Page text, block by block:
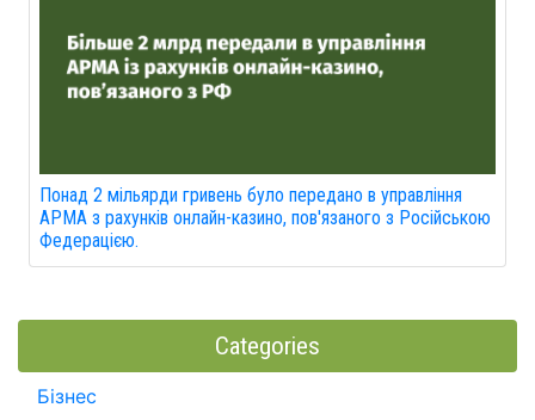
Понад 2 мільярди гривень було передано в управління
АРМА з рахунків онлайн-казино, пов'язаного з Російською
Федерацією.
Categories
Бізнес